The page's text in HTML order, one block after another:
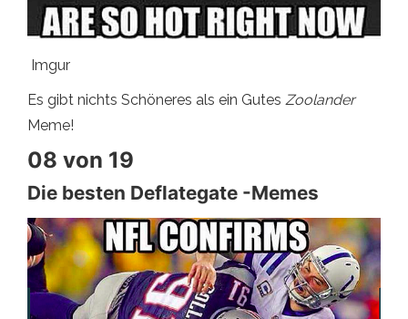
Imgur
Es gibt nichts Schöneres als ein Gutes Zoolander
Meme!
08 von 19
Die besten Deflategate -Memes